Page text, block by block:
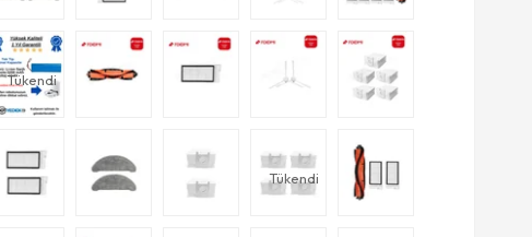
Tükendi
Tükendi